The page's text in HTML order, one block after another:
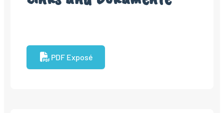
PDF Exposé